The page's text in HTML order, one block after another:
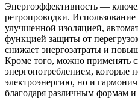
Энергоэффективность —
ретропроводки.
улучшенной изоляцией,
функцией защиты от
снижает энергозатраты и
Кроме того, можно применять
энергопотреблением, которые
электроэнергию, но и
благодаря различным формам и